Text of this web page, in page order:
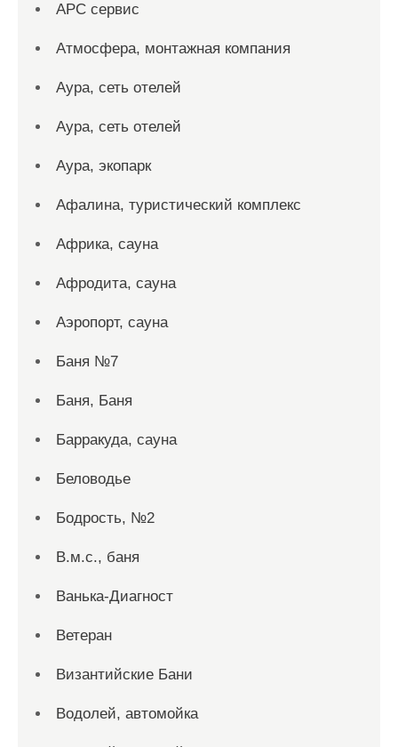
АРС сервис
Атмосфера, монтажная компания
Аура, сеть отелей
Аура, сеть отелей
Аура, экопарк
Афалина, туристический комплекс
Африка, сауна
Афродита, сауна
Аэропорт, сауна
Баня №7
Баня, Баня
Барракуда, сауна
Беловодье
Бодрость, №2
В.м.с., баня
Ванька-Диагност
Ветеран
Византийские Бани
Водолей, автомойка